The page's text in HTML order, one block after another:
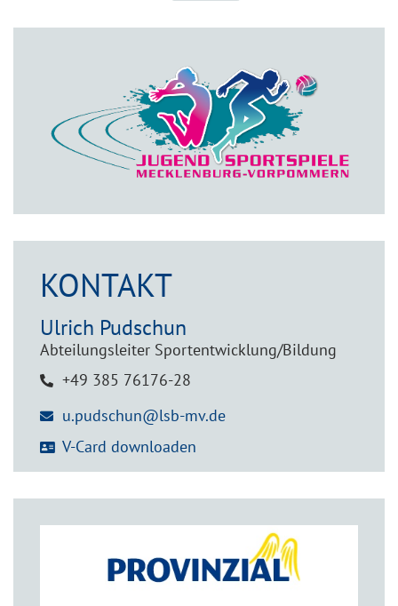
KONTAKT
Ulrich Pudschun
Abteilungsleiter Sportentwicklung/Bildung
+49 385 76176-28
u.pudschun@lsb-mv.de
V-Card downloaden